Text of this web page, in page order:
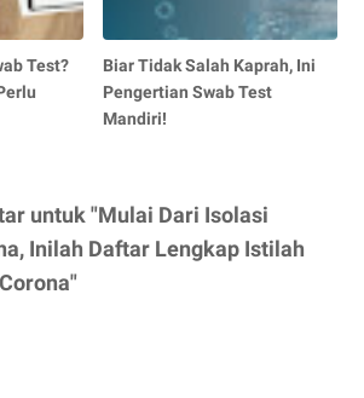
Test?
Biar Tidak Salah Kaprah, Ini
Pengertian Swab Test
Mandiri!
untuk "Mulai Dari Isolasi
Inilah Daftar Lengkap Istilah